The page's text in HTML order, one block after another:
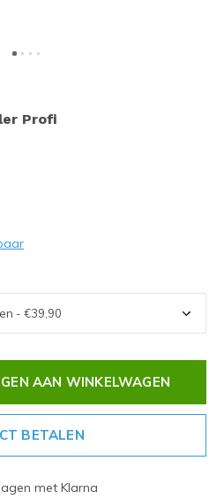
Profi
AAN WINKELWAGEN
BETALEN
met Klarna